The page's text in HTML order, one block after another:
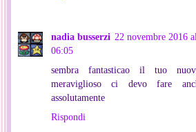
nadia busserzi 22 novembre 2016
06:05
sembra fantasticao il tuo
meraviglioso ci devo fare
assolutamente
Rispondi